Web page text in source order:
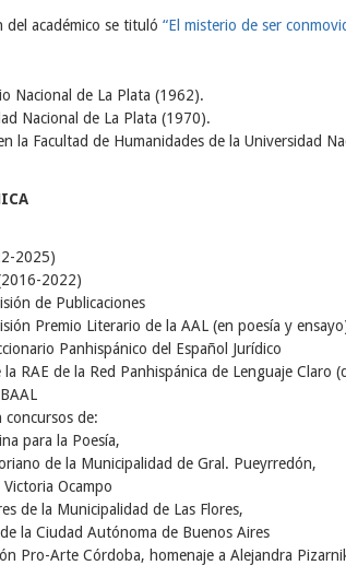
del académico se tituló “El misterio de ser
Nacional de La Plata (1962).
Nacional de La Plata (1970).
la Facultad de Humanidades de la Universidad
2025)
2022)
de Publicaciones
Premio Literario de la AAL (en poesía y
Panhispánico del Español Jurídico
RAE de la Red Panhispánica de Lenguaje Claro
concursos de:
para la Poesía,
de la Municipalidad de Gral. Pueyrredón,
Ocampo
de la Municipalidad de Las Flores,
la Ciudad Autónoma de Buenos Aires
Pro-Arte Córdoba, homenaje a Alejandra